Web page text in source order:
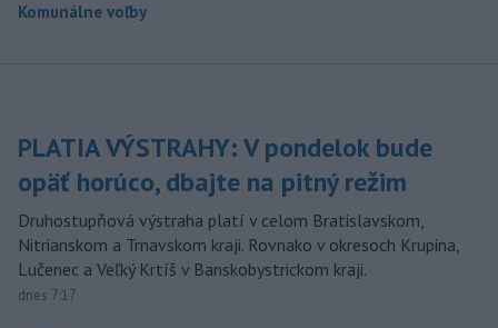
Komunálne voľby
PLATIA VÝSTRAHY: V pondelok bude
opäť horúco, dbajte na pitný režim
Druhostupňová výstraha platí v celom Bratislavskom,
Nitrianskom a Trnavskom kraji. Rovnako v okresoch Krupina,
Lučenec a Veľký Krtíš v Banskobystrickom kraji.
dnes 7:17